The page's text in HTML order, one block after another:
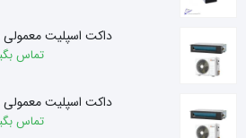
داکت اسپلیت معمولی به
تماس
داکت اسپلیت معمولی به
تماس